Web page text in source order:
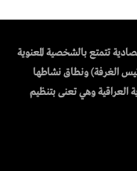
وهي منظمة اقتصادية تتمتع بالشخصية المعنوية
الغرفة) ونطاق نشاطها
العراقية وهي تعنى بتنظيم